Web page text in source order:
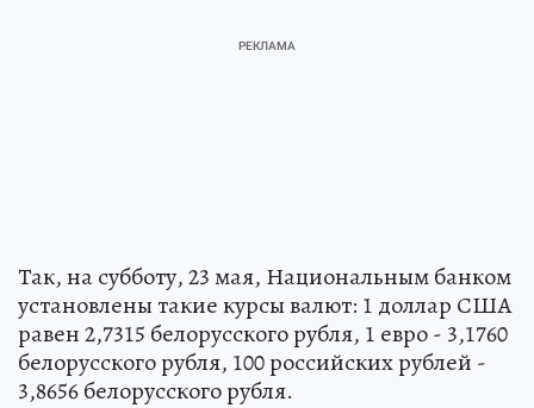
Так, на субботу, 23 мая, Национальным банком
установлены такие курсы валют: 1 доллар США
равен 2,7315 белорусского рубля, 1 евро - 3,1760
белорусского рубля, 100 российских рублей -
3,8656 белорусского рубля.